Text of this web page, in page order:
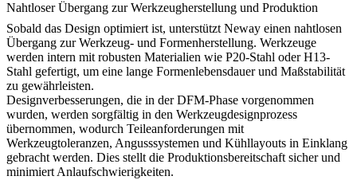
Nahtloser Übergang zur Werkzeugherstellung und Produktion
Sobald das Design optimiert ist, unterstützt Neway einen nahtlosen
Übergang zurWerkzeug- und Formenherstellung. Werkzeuge
werden intern mit robusten Materialien wie P20-Stahl oderH13-
Stahl gefertigt, um eine lange Formenlebensdauer und Maßstabilität
zu gewährleisten.
Designverbesserungen, die in der DFM-Phase vorgenommen
wurden, werden sorgfältig in den Werkzeugdesignprozess
übernommen, wodurch Teileanforderungen mit
Werkzeugtoleranzen, Angusssystemen und Kühllayouts in Einklang
gebracht werden. Dies stellt die Produktionsbereitschaft sicher und
minimiert Anlaufschwierigkeiten.